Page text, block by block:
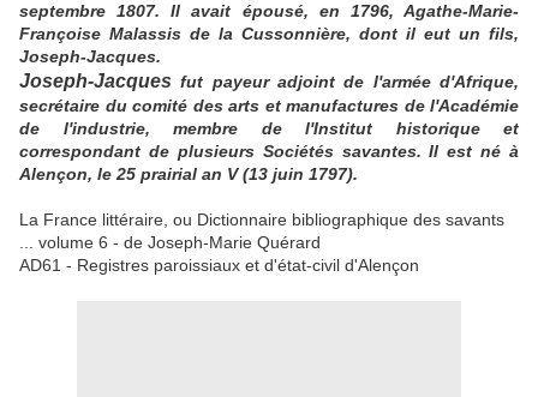
septembre 1807. Il avait épousé, en 1796, Agathe-Marie-
Françoise Malassis de la Cussonnière, dont il eut un fils,
Joseph-Jacques.
Joseph-Jacques fut payeur adjoint de l'armée d'Afrique,
secrétaire du comité des arts et manufactures de l'Académie
de l'industrie, membre de l'Institut historique et
correspondant de plusieurs Sociétés savantes. Il est né à
Alençon, le 25 prairial an V (13 juin 1797).
La France littéraire, ou Dictionnaire bibliographique des savants
... volume 6 - de Joseph-Marie Quérard
AD61 - Registres paroissiaux et d'état-civil d'Alençon